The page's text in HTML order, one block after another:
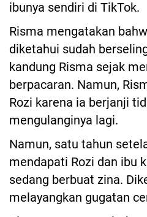
ibunya sendiri di TikTok.
Risma mengatakan
diketahui sudah
kandung Risma sejak
berpacaran. Namun,
Rozi karena ia berjanji
mengulanginya lagi.
Namun, satu tahun
mendapati Rozi dan ibu
sedang berbuat zina.
melayangkan gugatan